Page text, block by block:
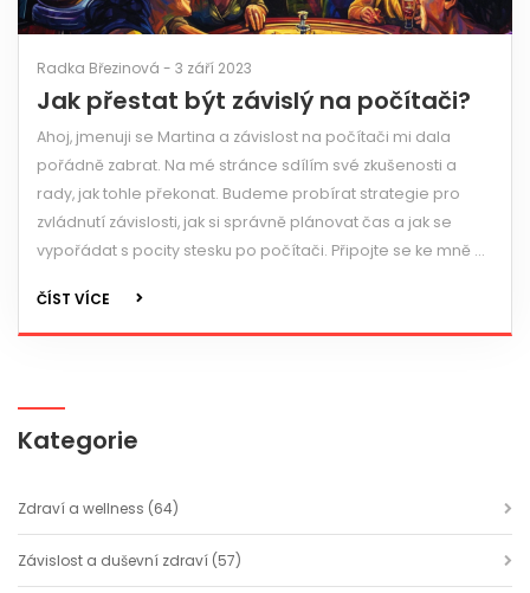
Radka Březinová - 3 září 2023
Jak přestat být závislý na počítači?
Ahoj, jmenuji se Martina a závislost na počítači mi dala
pořádně zabrat. Na mé stránce sdílím své zkušenosti a
rady, jak tohle překonat. Budeme probírat strategie pro
zvládnutí závislosti, jak si správně plánovat čas a jak se
vypořádat s pocity stesku po počítači. Připojte se ke mně a
a jak se stát svobodnějšími.
ČÍST VÍCE
Kategorie
Zdraví a wellness (64)
Závislost a duševní zdraví (57)